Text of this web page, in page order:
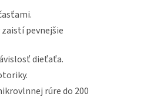
pevnejšie
dieťaťa.
rúre do 200